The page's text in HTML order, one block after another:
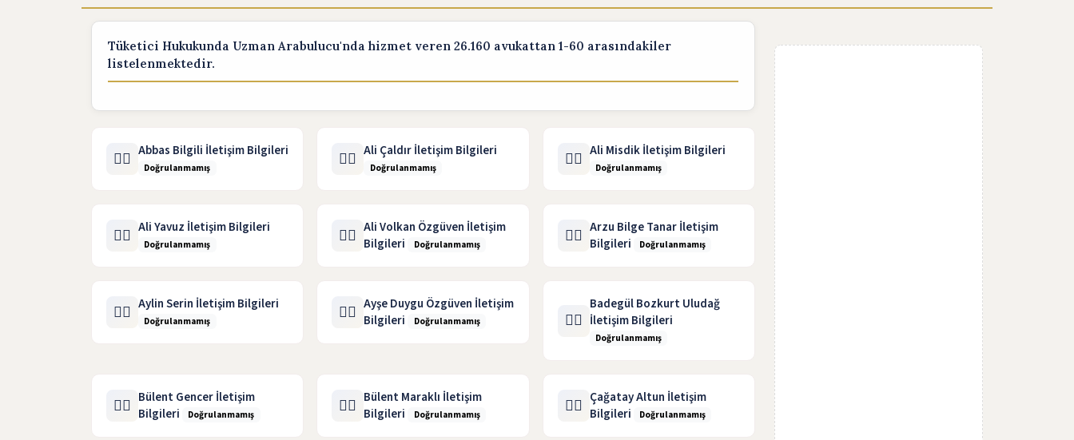
Tüketici Hukukunda Uzman Arabulucu'nda hizmet veren 26.160 avukattan 1-60 arasındakiler
listelenmektedir.
🧑‍⚖️ Abbas Bilgili İletişim Bilgileri
Doğrulanmamış 🧑‍⚖️ Ali Çaldır İletişim Bilgileri
Doğrulanmamış 🧑‍⚖️ Ali Misdik İletişim Bilgileri
Doğrulanmamış
🧑‍⚖️ Ali Yavuz İletişim Bilgileri
Doğrulanmamış 🧑‍⚖️ Ali Volkan Özgüven İletişim
Bilgileri
Doğrulanmamış 🧑‍⚖️ Arzu Bilge Tanar İletişim
Bilgileri
Doğrulanmamış
🧑‍⚖️ Aylin Serin İletişim Bilgileri
Doğrulanmamış 🧑‍⚖️ Ayşe Duygu Özgüven İletişim
Bilgileri
Doğrulanmamış 🧑‍⚖️
Badegül Bozkurt Uludağ
İletişim Bilgileri
Doğrulanmamış
🧑‍⚖️ Bülent Gencer İletişim
Bilgileri
Doğrulanmamış 🧑‍⚖️ Bülent Maraklı İletişim
Bilgileri
Doğrulanmamış 🧑‍⚖️ Çağatay Altun İletişim
Bilgileri
Doğrulanmamış